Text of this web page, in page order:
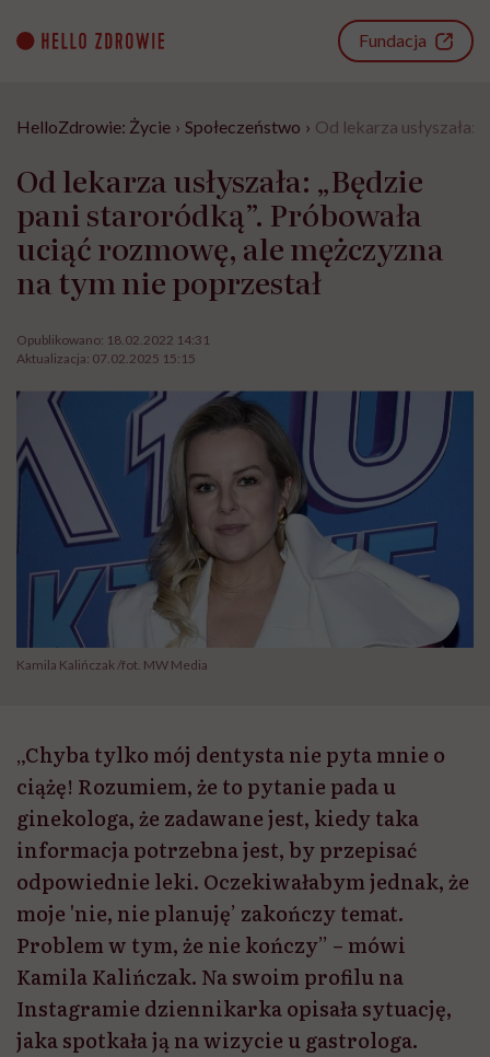
content
Fundacja
HelloZdrowie: Życie › Społeczeństwo › Od lekarza usłyszała:
Od lekarza usłyszała: „Będzie
pani staroródką”. Próbowała
uciąć rozmowę, ale mężczyzna
na tym nie poprzestał
Opublikowano: 18.02.2022 14:31
Aktualizacja: 07.02.2025 15:15
Kamila Kalińczak /fot. MW Media
„Chyba tylko mój dentysta nie pyta mnie o
ciążę! Rozumiem, że to pytanie pada u
ginekologa, że zadawane jest, kiedy taka
informacja potrzebna jest, by przepisać
odpowiednie leki. Oczekiwałabym jednak, że
moje 'nie, nie planuję’ zakończy temat.
Problem w tym, że nie kończy” – mówi
Kamila Kalińczak. Na swoim profilu na
Instagramie dziennikarka opisała sytuację,
jaka spotkała ją na wizycie u gastrologa.